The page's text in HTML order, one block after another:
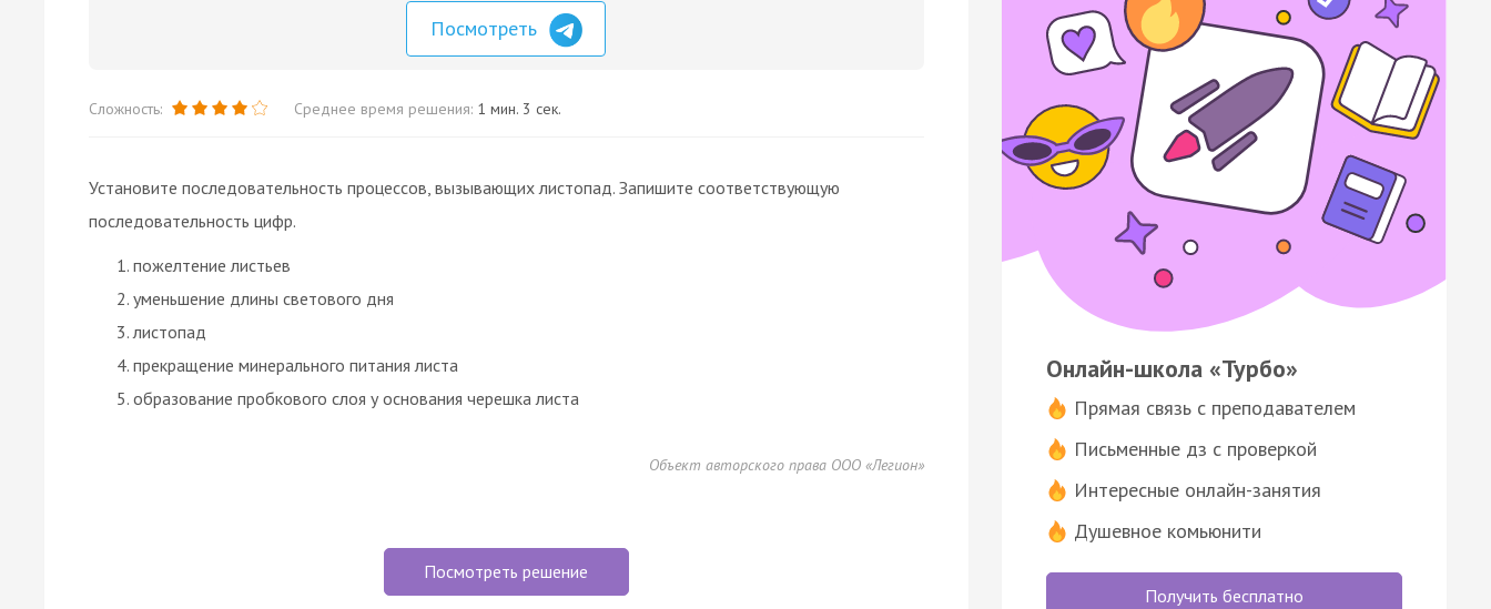
Посмотреть
Сложность: Среднее время решения: 1 мин. 3 сек.
Установите последовательность процессов, вызывающих листопад. Запишите соответствующую
последовательность цифр.
пожелтение листьев
уменьшение длины светового дня
листопад
прекращение минерального питания листа
образование пробкового слоя у основания черешка листа
Объект авторского права ООО «Легион»
Посмотреть решение
Онлайн-школа «Турбо»
Прямая связь с преподавателем
Письменные дз с проверкой
Интересные онлайн-занятия
Душевное комьюнити
Получить бесплатно